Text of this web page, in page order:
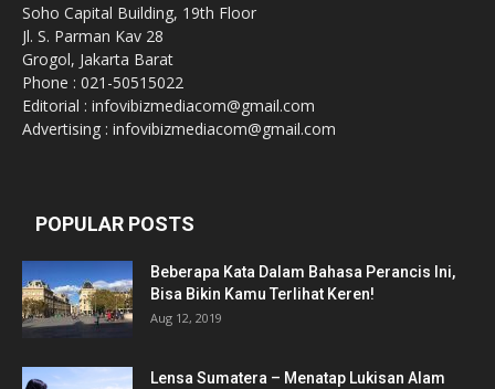
Soho Capital Building, 19th Floor
Jl. S. Parman Kav 28
Grogol, Jakarta Barat
Phone : 021-50515022
Editorial : infovibizmediacom@gmail.com
Advertising : infovibizmediacom@gmail.com
POPULAR POSTS
Beberapa Kata Dalam Bahasa Perancis Ini,
Bisa Bikin Kamu Terlihat Keren!
Aug 12, 2019
Lensa Sumatera – Menatap Lukisan Alam